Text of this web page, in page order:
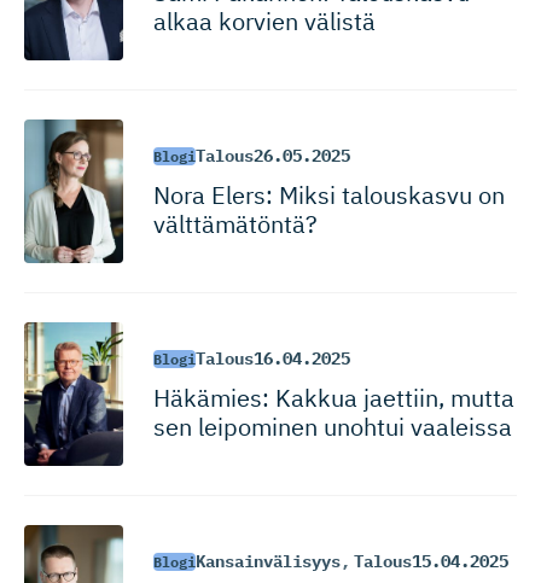
alkaa korvien välistä
BlogiTalous26.05.2025
Nora Elers: Miksi talouskasvu on
välttämätöntä?
BlogiTalous16.04.2025
Häkämies: Kakkua jaettiin, mutta
sen leipominen unohtui vaaleissa
BlogiKansainvälisyys, Talous15.04.2025